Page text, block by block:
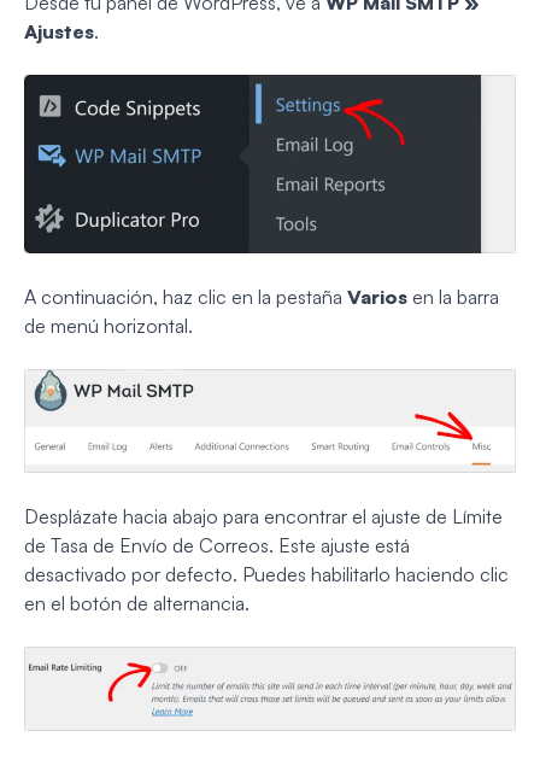
Ajustes.
A continuación, haz clic en la pestaña Varios en la barra
de menú horizontal.
Desplázate hacia abajo para encontrar el ajuste de Límite
de Tasa de Envío de Correos. Este ajuste está
desactivado por defecto. Puedes habilitarlo haciendo clic
en el botón de alternancia.